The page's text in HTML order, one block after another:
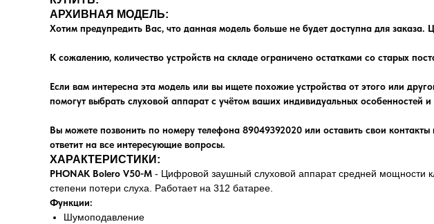
АРХИВНАЯ МОДЕЛЬ:
Хотим предупредить Вас, что данная модель больше не будет доступна для
К сожалению, количество устройств на складе ограничено остатками со старых
Если вам интересна эта модель или вы ищете похожие устройства от этого или
помогут выбрать слуховой аппарат с учётом ваших индивидуальных особенностей и
Вы можете позвонить по номеру телефона 89049392020 или оставить свои
ответит на все интересующие вопросы.
ХАРАКТЕРИСТИКИ:
PHONAK Bolero V50-M - Цифровой заушный слуховой аппарат средней мощности
степени потери слуха. Работает на 312 батарее.
Функции:
Шумоподавление